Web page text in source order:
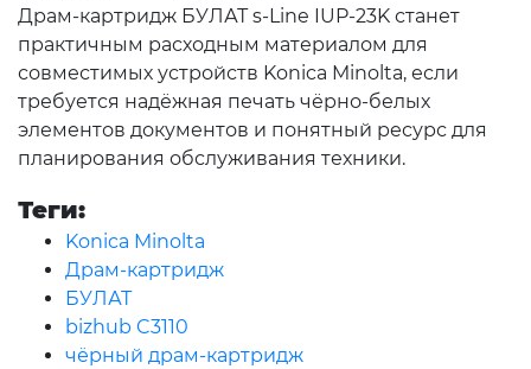
Драм-картридж БУЛАТ s-Line IUP-23K станет
практичным расходным материалом для
совместимых устройств Konica Minolta, если
требуется надёжная печать чёрно-белых
элементов документов и понятный ресурс для
планирования обслуживания техники.
Теги:
Konica Minolta
Драм-картридж
БУЛАТ
bizhub C3110
чёрный драм-картридж